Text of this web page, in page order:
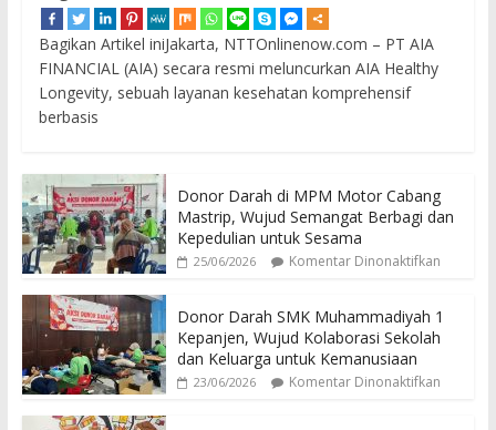
Bagikan Artikel iniJakarta, NTTOnlinenow.com – PT AIA
FINANCIAL (AIA) secara resmi meluncurkan AIA Healthy
Longevity, sebuah layanan kesehatan komprehensif
berbasis
Donor Darah di MPM Motor Cabang
Mastrip, Wujud Semangat Berbagi dan
Kepedulian untuk Sesama
25/06/2026 Komentar Dinonaktifkan
Donor Darah SMK Muhammadiyah 1
Kepanjen, Wujud Kolaborasi Sekolah
dan Keluarga untuk Kemanusiaan
23/06/2026 Komentar Dinonaktifkan